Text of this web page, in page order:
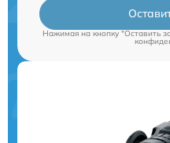
Нажимая на кнопку "Оставить